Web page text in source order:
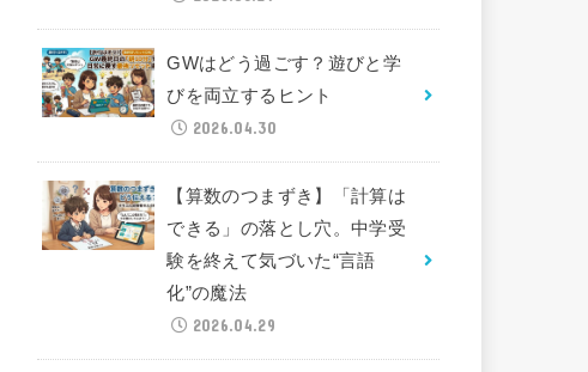
GWはどう過ごす？遊びと学
びを両立するヒント
2026.04.30
【算数のつまずき】「計算は
できる」の落とし穴。中学受
験を終えて気づいた“言語
化”の魔法
2026.04.29